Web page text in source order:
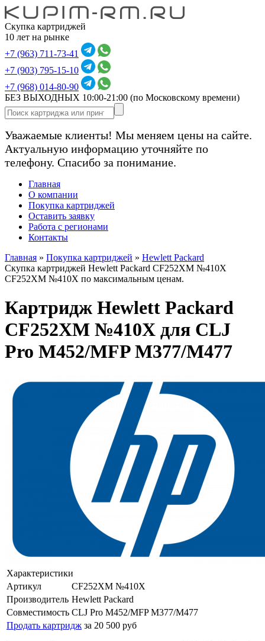
Скупка картриджей
10 лет на рынке
+7 (963) 711-73-41
+7 (903) 795-15-10
+7 (968) 014-80-90
БЕЗ ВЫХОДНЫХ 10:00-21:00 (по Московскому времени)
Уважаемые клиенты! Мы меняем цены на сайте.
Актуальную информацию уточняйте по
телефону. Спасибо за понимание.
Главная
О компании
Покупка картриджей
Оставить заявку
Работа с регионами
Контакты
Главная » Покупка картриджей » Hewlett Packard
Скупка картриджей Hewlett Packard CF252XM №410X
CF252XM №410X по максимальным ценам.
Картридж Hewlett Packard
CF252XM №410X для CLJ
Pro M452/MFP M377/M477
Характеристики
Артикул
CF252XM №410X
Производитель Hewlett Packard
Совместимость CLJ Pro M452/MFP M377/M477
Продать картридж за 20 500 руб